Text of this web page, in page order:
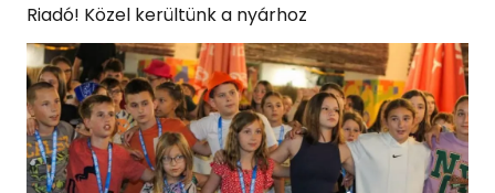
Riadó! Közel kerültünk a nyárhoz